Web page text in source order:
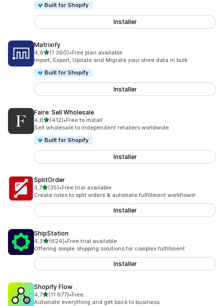
Built for Shopify
Installer
Matrixify
4,9av 5 stjerner
(1 360)
Totalt 1360 omtaler
•Free plan available
Import, Export, Update and Migrate your store data in bulk
Built for Shopify
Installer
Faire: Sell Wholesale
4,6av 5 stjerner
(412)
Totalt 412 omtaler
•Free to install
Sell wholesale to independent retailers worldwide
Built for Shopify
Installer
SplitOrder
3,7av 5 stjerner
(35)
Totalt 35 omtaler
•Free trial available
Create rules to split orders & automate fulfillment workflows!
Installer
ShipStation
4,3av 5 stjerner
(624)
Totalt 624 omtaler
•Free trial available
Offering simple shipping solutions for complex fulfillment
Installer
Shopify Flow
4,7av 5 stjerner
(11 677)
Totalt 11677 omtaler
•Free
Automate everything and get back to business